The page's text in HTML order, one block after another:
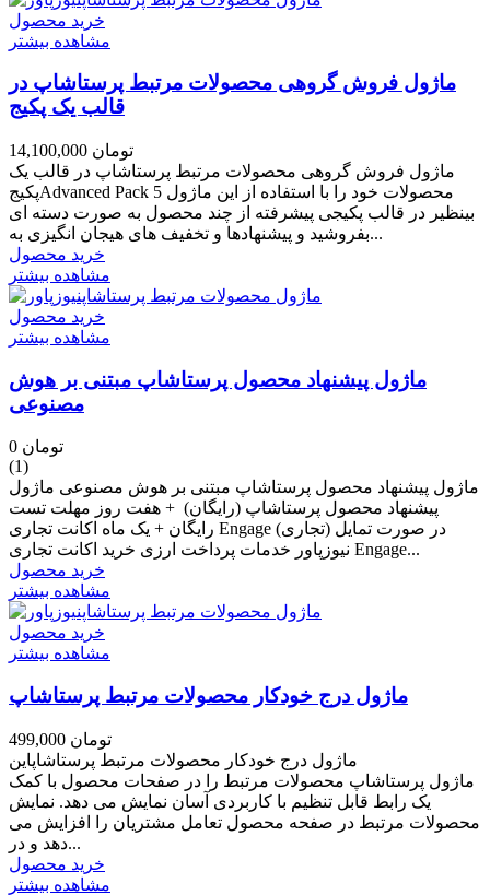
خرید محصول
مشاهده بیشتر
ماژول فروش گروهی محصولات مرتبط پرستاشاپ در
قالب یک پکیج
14,100,000 تومان
ماژول فروش گروهی محصولات مرتبط پرستاشاپ در قالب یک
پکیجAdvanced Pack 5 محصولات خود را با استفاده از این ماژول
بینظیر در قالب پکیجی پیشرفته از چند محصول به صورت دسته ای
بفروشید و پیشنهادها و تخفیف های هیجان انگیزی به...
خرید محصول
مشاهده بیشتر
خرید محصول
مشاهده بیشتر
ماژول پیشنهاد محصول پرستاشاپ مبتنی بر هوش
مصنوعی
0 تومان
(1)
ماژول پیشنهاد محصول پرستاشاپ مبتنی بر هوش مصنوعی ماژول
پیشنهاد محصول پرستاشاپ (رایگان) + هفت روز مهلت تست
رایگان + یک ماه اکانت تجاری Engage (تجاری) در صورت تمایل
نیوزپاور خدمات پرداخت ارزی خرید اکانت تجاری Engage...
خرید محصول
مشاهده بیشتر
خرید محصول
مشاهده بیشتر
ماژول درج خودکار محصولات مرتبط پرستاشاپ
499,000 تومان
ماژول درج خودکار محصولات مرتبط پرستاشاپاین
ماژول پرستاشاپ محصولات مرتبط را در صفحات محصول با کمک
یک رابط قابل تنظیم با کاربردی آسان نمایش می دهد. نمایش
محصولات مرتبط در صفحه محصول تعامل مشتریان را افزایش می
دهد و در...
خرید محصول
مشاهده بیشتر